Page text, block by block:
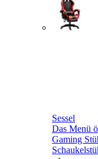
Sessel
Das Menü
Gaming